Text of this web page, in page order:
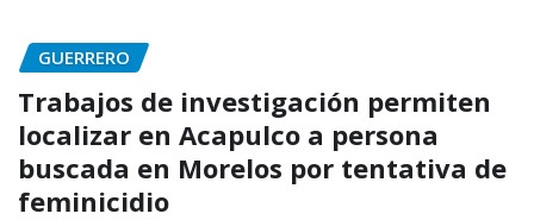
GUERRERO
Trabajos de investigación permiten
localizar en Acapulco a persona
buscada en Morelos por tentativa de
feminicidio